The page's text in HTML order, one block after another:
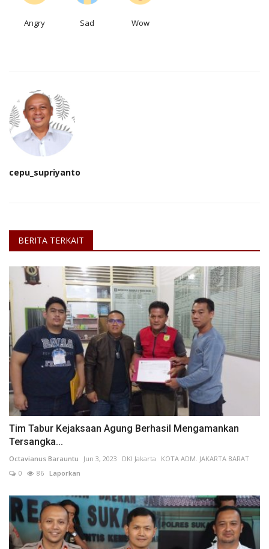
Angry Sad Wow
cepu_supriyanto
BERITA TERKAIT
Tim Tabur Kejaksaan Agung Berhasil Mengamankan
Tersangka...
Octavianus Barauntu Jun 3, 2023 DKI Jakarta
KOTA ADM. JAKARTA BARAT
0
86 Laporkan